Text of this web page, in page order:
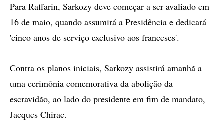
Para Raffarin, Sarkozy deve começar a ser avaliado em
16 de maio, quando assumirá a Presidência e dedicará
'cinco anos de serviço exclusivo aos franceses'.
Contra os planos iniciais, Sarkozy assistirá amanhã a
uma cerimônia comemorativa da abolição da
escravidão, ao lado do presidente em fim de mandato,
Jacques Chirac.